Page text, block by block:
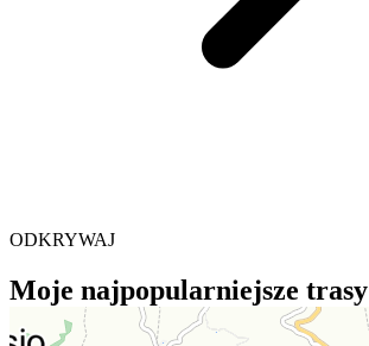
ODKRYWAJ
Moje najpopularniejsze trasy